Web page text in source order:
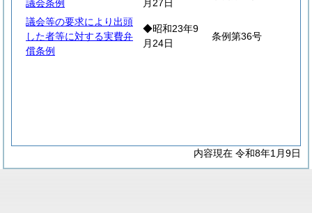
議会条例
月27日
議会等の要求により出頭
した者等に対する実費弁
償条例
◆昭和23年9
月24日
条例第36号
内容現在 令和8年1月9日